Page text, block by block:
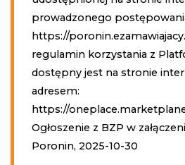
prowadzonego
https://
regulamin korzystania z
dostępny jest na stronie
adresem:
https://
Ogłoszenie z BZP w
Poronin, 2025-10-30